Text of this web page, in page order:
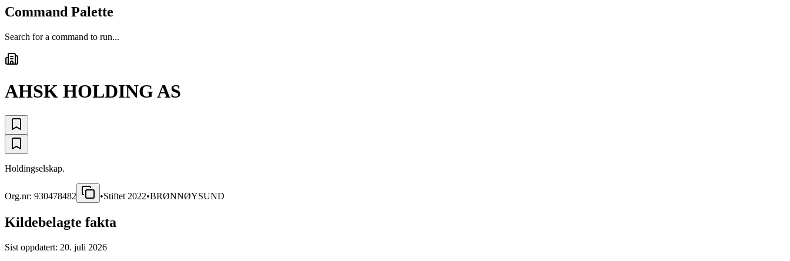
Command Palette
Search for a command to run...
AHSK HOLDING AS
Holdingselskap.
Org.nr: 930478482 •Stiftet 2022•BRØNNØYSUND
Kildebelagte fakta
Sist oppdatert: 20. juli 2026